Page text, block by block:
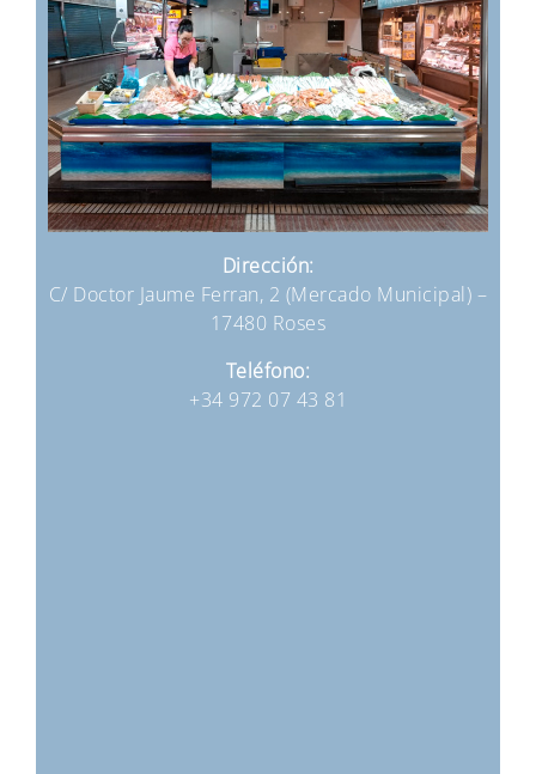
Dirección:
C/ Doctor Jaume Ferran, 2 (Mercado Municipal) –
17480 Roses
Teléfono:
+34 972 07 43 81